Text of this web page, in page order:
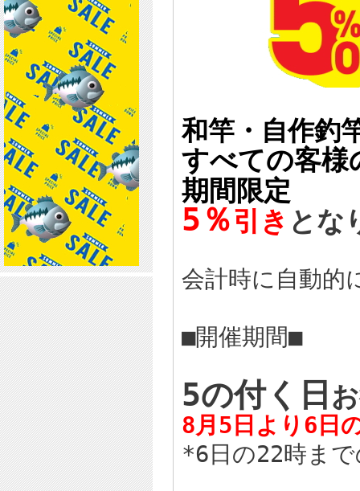
和竿・自作釣
すべての客様
期間限定
5％引き とな
会計時に自動的
■開催期間■
5の付く日
8月5日より6日
*6日の22時まで